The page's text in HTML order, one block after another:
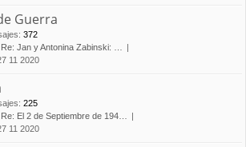
Guerra
: 372
Re: Jan y Antonina Zabinski: …
11 2020
: 225
Re: El 2 de Septiembre de 194…
11 2020